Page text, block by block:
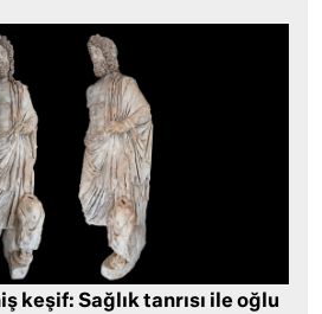
keşif: Sağlık tanrısı ile oğlu